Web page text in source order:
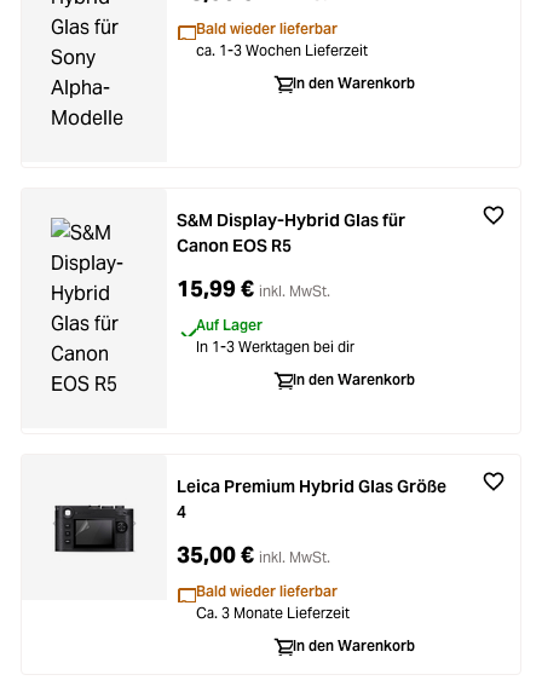
Bald wieder lieferbar
ca. 1-3 Wochen Lieferzeit
In den Warenkorb
S&M Display-Hybrid Glas für
Canon EOS R5
15,99 € inkl. MwSt.
Auf Lager
In 1-3 Werktagen bei dir
In den Warenkorb
Leica Premium Hybrid Glas Größe
4
35,00 € inkl. MwSt.
Bald wieder lieferbar
Ca. 3 Monate Lieferzeit
In den Warenkorb